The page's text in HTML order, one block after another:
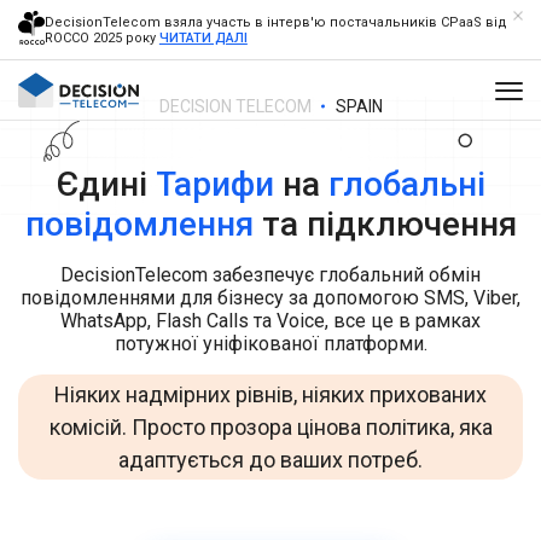
DecisionTelecom взяла участь в інтерв'ю постачальників CPaaS від
ROCCO 2025 року ЧИТАТИ ДАЛІ
DECISION TELECOM SPAIN
Єдині Тарифи на глобальні
повідомлення та підключення
DecisionTelecom забезпечує глобальний обмін
повідомленнями для бізнесу за допомогою SMS, Viber,
WhatsApp, Flash Calls та Voice, все це в рамках
потужної уніфікованої платформи.
Ніяких надмірних рівнів, ніяких прихованих
комісій. Просто прозора цінова політика, яка
адаптується до ваших потреб.